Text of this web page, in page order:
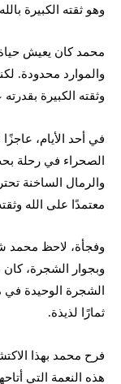
وهو ثقته الكبيرة
محمد كان يعيش
والموارد محدودة.
وثقته الكبيرة
في أحد الأيام،
الصحراء في رحلة
والرمال الساخنة
معتمدًا على الله
وفجأة، لاحظ محمد
وبجوار الشجرة، كان
الشجرة الوحيدة
ثمارًا لذيذة.
فرح محمد بهذا
هذه النعمة التي